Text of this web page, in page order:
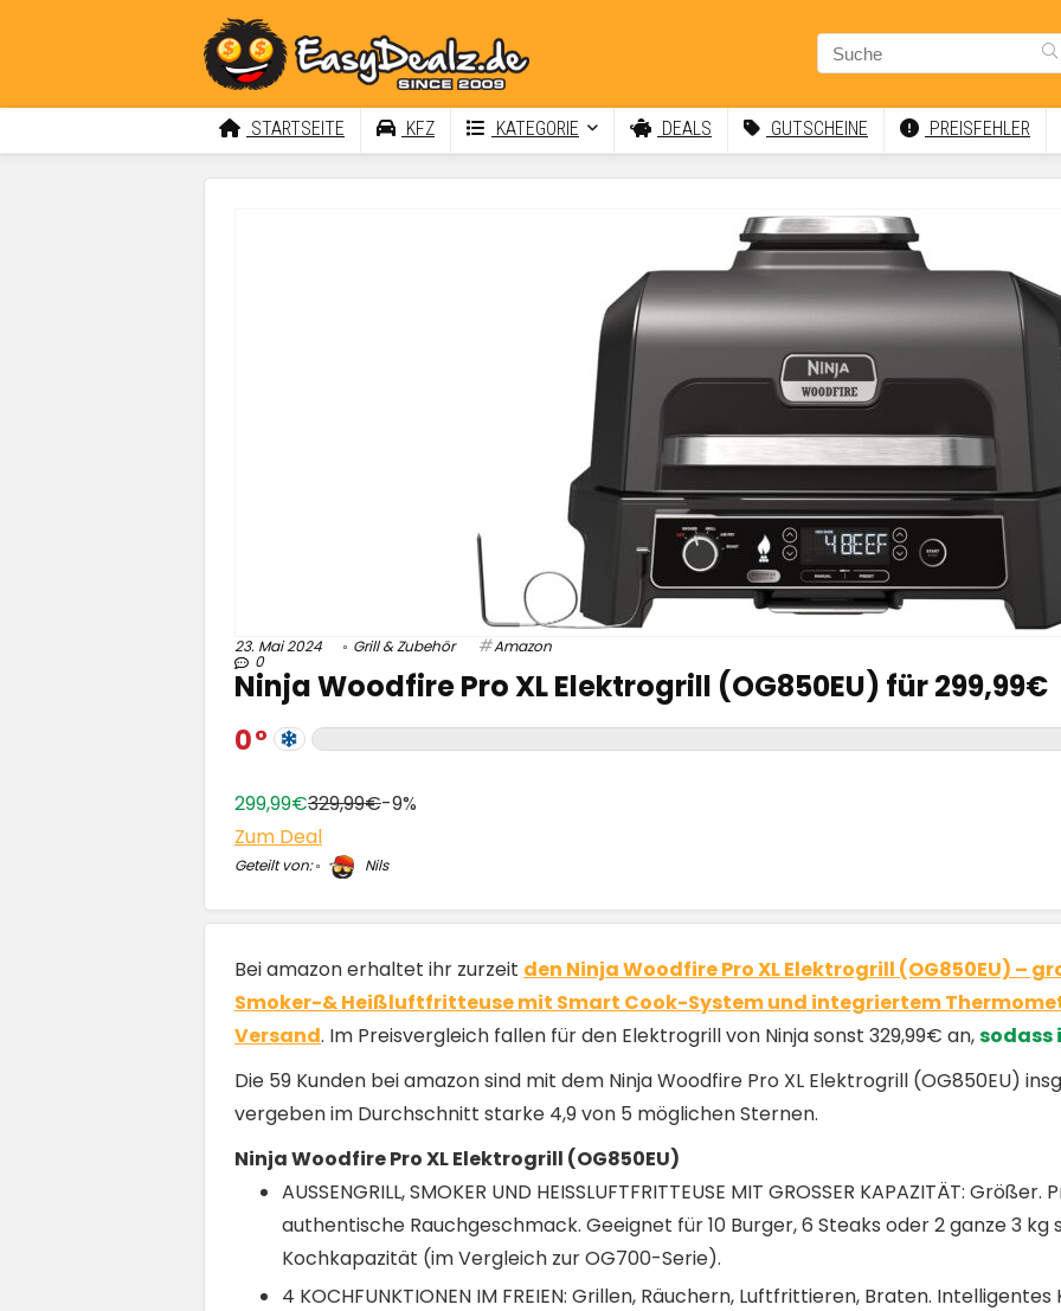
STARTSEITE KFZ KATEGORIE DEALS GUTSCHEINE PREISFEHLER
23. Mai 2024 Grill & Zubehör Amazon
0
Ninja Woodfire Pro XL Elektrogrill (OG850EU) für 299,99€
0
299,99€329,99€-9%
Zum Deal
Geteilt von: Nils
Bei amazon erhaltet ihr zurzeit den Ninja Woodfire Pro XL Elektrogrill (OG850EU) –
Smoker-& Heißluftfritteuse mit Smart Cook-System und integriertem
Versand. Im Preisvergleich fallen für den Elektrogrill von Ninja sonst 329,99€ an,sodass
Die 59 Kunden bei amazon sind mit dem Ninja Woodfire Pro XL Elektrogrill (OG850EU)
vergeben im Durchschnitt starke 4,9 von 5 möglichen Sternen.
Ninja Woodfire Pro XL Elektrogrill (OG850EU)
AUSSENGRILL, SMOKER UND HEISSLUFTFRITTEUSE MIT GROSSER KAPAZITÄT:
authentische Rauchgeschmack. Geeignet für 10 Burger, 6 Steaks oder 2 ganze 3 kg
Kochkapazität (im Vergleich zur OG700-Serie).
4 KOCHFUNKTIONEN IM FREIEN: Grillen, Räuchern, Luftfrittieren, Braten.